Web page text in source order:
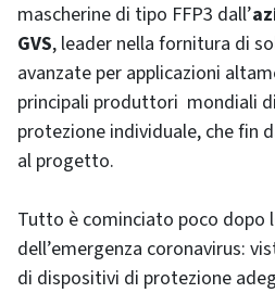
mascherine di tipo FFP3 dall’
GVS, leader nella fornitura di
avanzate per applicazioni
principali produttori mondiali
protezione individuale, che fin
al progetto.
Tutto è cominciato poco dopo
dell’emergenza coronavirus:
di dispositivi di protezione